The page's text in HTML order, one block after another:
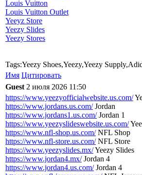
Louis Vuitton
Louis Vuitton Outlet
Yeeyz Store
Yeezy Slides
Yeezy Stores
Tags:Yeezy Shoes,Yeezy,Yeezy
Имя Цитировать
Guest 2 июля 2026 11:50
https://www.yeezyofficialwebsite.us.com/
https://www.jordans.us.com/Jordan
https://www.jordans1.us.com/Jordan 1
https://www.yeezyslideswebsite.us.com/
https://www.nfl-shop.us.com/NFL Shop
https://www.nfl-store.us.com/NFL Store
https://www.yeezyslides.mx/Yeezy Slides
https://www.jordan4.mx/Jordan 4
https://www.jordan4.us.com/Jordan 4